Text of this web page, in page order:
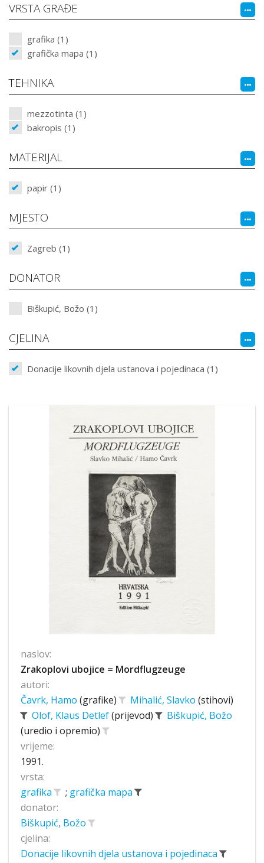
VRSTA GRAĐE
grafika (1)
grafička mapa (1)
TEHNIKA
mezzotinta (1)
bakropis (1)
MATERIJAL
papir (1)
MJESTO
Zagreb (1)
DONATOR
Biškupić, Božo (1)
CJELINA
Donacije likovnih djela ustanova i pojedinaca (1)
naslov:
Zrakoplovi ubojice = Mordflugzeuge
autori:
Čavrk, Hamo (grafike) Mihalić, Slavko (stihovi)
Olof, Klaus Detlef(prijevod)
Biškupić, Božo
(uredio i opremio)
vrijeme:
1991.
vrsta:
grafika
; grafička mapa
donator:
Biškupić, Božo
cjelina:
Donacije likovnih djela ustanova i pojedinaca